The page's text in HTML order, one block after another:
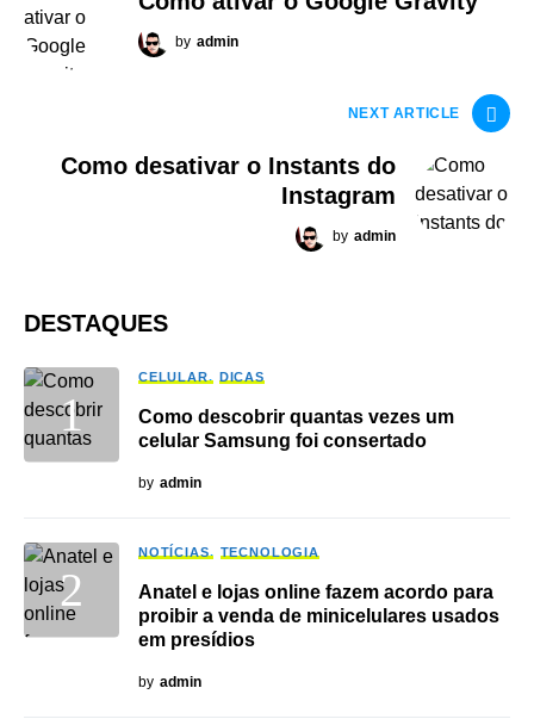
by admin
NEXT ARTICLE
Como desativar o Instants do
Instagram
by admin
DESTAQUES
CELULAR DICAS
Como descobrir quantas vezes um
celular Samsung foi consertado
by admin
NOTÍCIAS TECNOLOGIA
Anatel e lojas online fazem acordo para
proibir a venda de minicelulares usados
em presídios
by admin